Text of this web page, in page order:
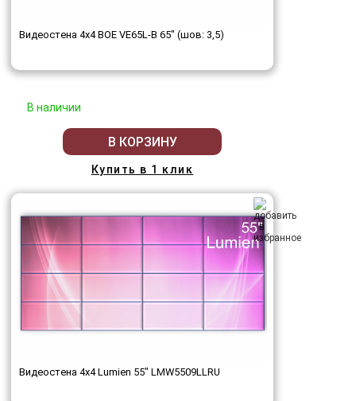
Видеостена 4x4 BOE VE65L-B 65" (шов: 3,5)
В наличии
В КОРЗИНУ
Купить в 1 клик
Видеостена 4x4 Lumien 55" LMW5509LLRU